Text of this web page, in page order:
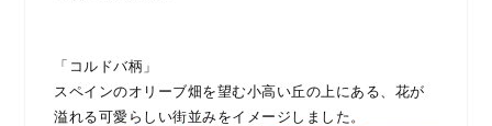
「コルドバ柄」
スペインのオリーブ畑を望む小高い丘の上にある、花が
溢れる可愛らしい街並みをイメージしました。